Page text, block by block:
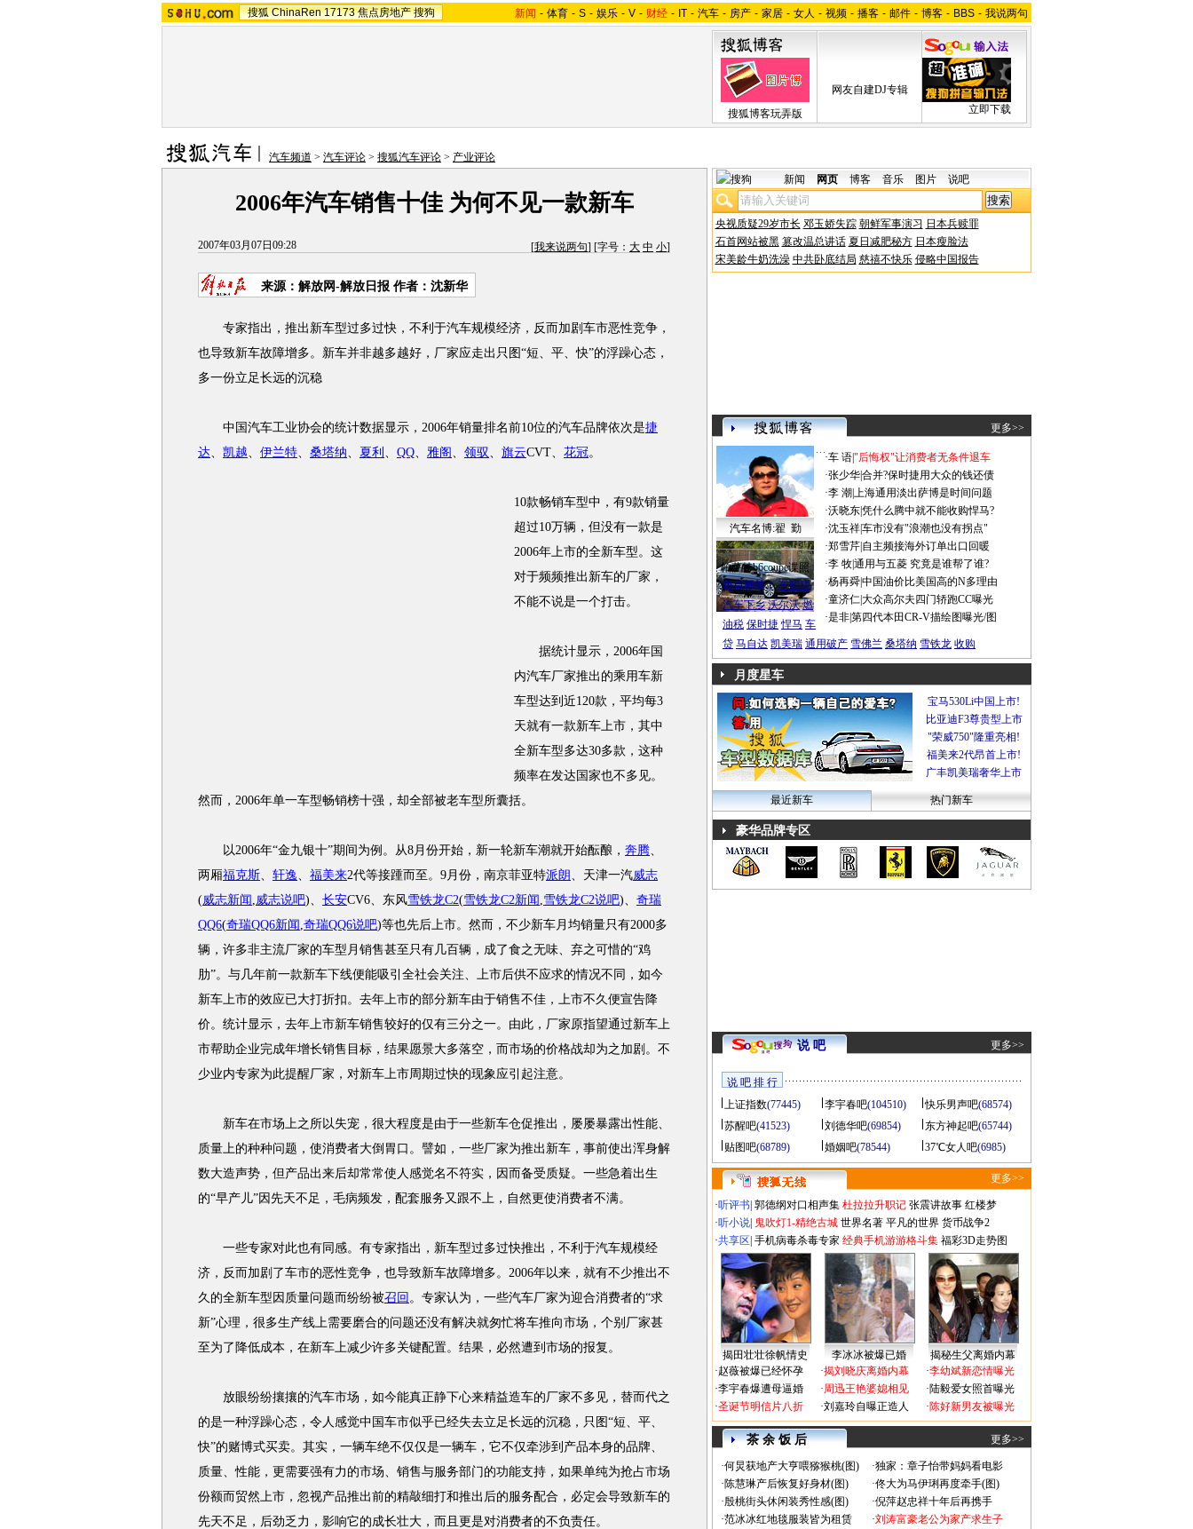
搜狐 ChinaRen 17173 焦点房地产 搜狗 新闻 - 体育 - S - 娱乐 - V - 财经 - IT - 汽车 - 房产 - 家居 - 女人 - 视频 - 播客 - 邮件 - 博客 - BBS - 我说两句
搜狐博客玩弄版
网友自建DJ专辑
立即下载
汽车频道 > 汽车评论 > 搜狐汽车评论 > 产业评论
2006年汽车销售十佳 为何不见一款新车
2007年03月07日09:28 [我来说两句] [字号： 大 中 小]
来源：解放网-解放日报 作者：沈新华
专家指出，推出新车型过多过快，不利于汽车规模经济，反而加剧车市恶性竞争，
也导致新车故障增多。新车并非越多越好，厂家应走出只图“短、平、快”的浮躁心态，
多一份立足长远的沉稳
中国汽车工业协会的统计数据显示，2006年销量排名前10位的汽车品牌依次是捷
达、 凯越、 伊兰特、 桑塔纳、 夏利 、 QQ、 雅阁 、 领驭、 旗云CVT、 花冠。
10款畅销车型中，有9款销量
超过10万辆，但没有一款是
2006年上市的全新车型。这
对于频频推出新车的厂家，
不能不说是一个打击。
据统计显示，2006年国
内汽车厂家推出的乘用车新
车型达到近120款，平均每3
天就有一款新车上市，其中
全新车型多达30多款，这种
频率在发达国家也不多见。
然而，2006年单一车型畅销榜十强，却全部被老车型所囊括。
以2006年“金九银十”期间为例。从8月份开始，新一轮新车潮就开始酝酿， 奔腾、
两厢福克斯、 轩逸、 福美来2代等接踵而至。9月份，南京菲亚特派朗 、天津一汽威志
(威志新闻 ,威志说吧)、 长安CV6、东风雪铁龙C2(雪铁龙C2新闻 ,雪铁龙C2说吧)、 奇瑞
QQ6(奇瑞QQ6新闻 ,奇瑞QQ6说吧)等也先后上市。然而，不少新车月均销量只有2000多
辆，许多非主流厂家的车型月销售甚至只有几百辆，成了食之无味、弃之可惜的“鸡
肋”。与几年前一款新车下线便能吸引全社会关注、上市后供不应求的情况不同，如今
新车上市的效应已大打折扣。去年上市的部分新车由于销售不佳，上市不久便宣告降
价。统计显示，去年上市新车销售较好的仅有三分之一。由此，厂家原指望通过新车上
市帮助企业完成年增长销售目标，结果愿景大多落空，而市场的价格战却为之加剧。不
少业内专家为此提醒厂家，对新车上市周期过快的现象应引起注意。
新车在市场上之所以失宠，很大程度是由于一些新车仓促推出，屡屡暴露出性能、
质量上的种种问题，使消费者大倒胃口。譬如，一些厂家为推出新车，事前使出浑身解
数大造声势，但产品出来后却常常使人感觉名不符实，因而备受质疑。一些急着出生
的“早产儿”因先天不足，毛病频发，配套服务又跟不上，自然更使消费者不满。
一些专家对此也有同感。有专家指出，新车型过多过快推出，不利于汽车规模经
济，反而加剧了车市的恶性竞争，也导致新车故障增多。2006年以来，就有不少推出不
久的全新车型因质量问题而纷纷被召回 。专家认为，一些汽车厂家为迎合消费者的“求
新”心理，很多生产线上需要磨合的问题还没有解决就匆忙将车推向市场，个别厂家甚
至为了降低成本，在新车上减少许多关键配置。结果，必然遭到市场的报复。
放眼纷纷攘攘的汽车市场，如今能真正静下心来精益造车的厂家不多见，替而代之
的是一种浮躁心态，令人感觉中国车市似乎已经失去立足长远的沉稳，只图“短、平、
快”的赌博式买卖。其实，一辆车绝不仅仅是一辆车，它不仅牵涉到产品本身的品牌、
质量、性能，更需要强有力的市场、销售与服务部门的功能支持，如果单纯为抢占市场
份额而贸然上市，忽视产品推出前的精敲细打和推出后的服务配合，必定会导致新车的
先天不足，后劲乏力，影响它的成长壮大，而且更是对消费者的不负责任。
新闻 网页 博客 音乐 图片 说吧
央视质疑29岁市长 邓玉娇失踪 朝鲜军事演习 日本兵赎罪
石首网站被黑 篡改温总讲话 夏日减肥秘方 日本瘦脸法
宋美龄牛奶洗澡 中共卧底结局 慈禧不快乐 侵略中国报告
更多>>
汽车名博:翟 勤
帕萨特b6coupe谍照
·车 语|"后悔权"让消费者无条件退车
·张少华|合并?保时捷用大众的钱还债
·李 潮 上海通用淡出萨博是时间问题
·沃晓东|凭什么腾中就不能收购悍马?
·沈玉祥|车市没有"浪潮也没有拐点"
·郑雪芹| 自主频接海外订单出口回暖
·李 牧|通用与五菱 究竟是谁帮了谁?
·杨再舜|中国油价比美国高的N多理由
·童济仁|大众高尔夫四门轿跑CC曝光
·是非|第四代本田CR-V描绘图曝光/图
热点标签： 车船税
汽车下乡 沃尔沃 燃
油税 保时捷 悍马 车
贷 马自达 凯美瑞 通用破产 雪佛兰 桑塔纳 雪铁龙 收购
月度星车
宝马530Li中国上市!
比亚迪F3尊贵型上市
"荣威750"隆重亮相!
福美来2代昂首上市!
广丰凯美瑞奢华上市
最近新车 热门新车
豪华品牌专区
说 吧 更多>>
说 吧 排 行
上证指数(77445) 李宇春吧(104510) 快乐男声吧(68574)
苏醒吧(41523) 刘德华吧(69854) 东方神起吧(65744)
贴图吧(68789) 婚姻吧(78544) 37℃女人吧(6985)
更多>>
·听评书 郭德纲对口相声集 杜拉拉升职记 张震讲故事 红楼梦
·听小说 鬼吹灯1-精绝古城 世界名著 平凡的世界 货币战争2
·共享区 手机病毒杀毒专家 经典手机游游格斗集 福彩3D走势图
揭田壮壮徐帆情史 李冰冰被爆已婚
揭秘生父离婚内幕
·赵薇被爆已经怀孕
·李宇春爆遭母逼婚
·圣诞节明信片八折
·揭刘晓庆离婚内幕
·周迅王艳婆媳相见
·刘嘉玲自曝正造人
·李幼斌新恋情曝光
·陆毅爱女照首曝光
·陈好新男友被曝光
茶 余 饭 后 更多>>
·何炅获地产大亨喂猕猴桃(图) ·独家：章子怡带妈妈看电影
·陈慧琳产后恢复好身材(图) ·佟大为马伊琍再度牵手(图)
·殷桃街头休闲装秀性感(图) ·倪萍赵忠祥十年后再携手
·范冰冰红地毯服装皆为租赁 ·刘涛富豪老公为家产求生子